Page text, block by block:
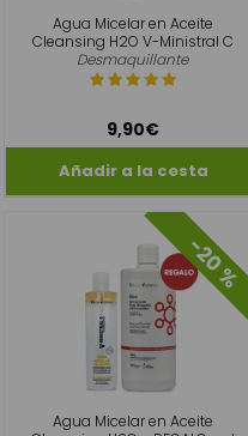
Agua Micelar en Aceite
Cleansing H2O V-Ministral C
Desmaquillante
9,90€
Agua Micelar en Aceite
-20 %